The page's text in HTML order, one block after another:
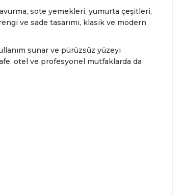
sote yemekleri, yumurta çeşitleri,
ve sade tasarımı, klasik ve modern
sunar ve pürüzsüz yüzeyi
otel ve profesyonel mutfaklarda da